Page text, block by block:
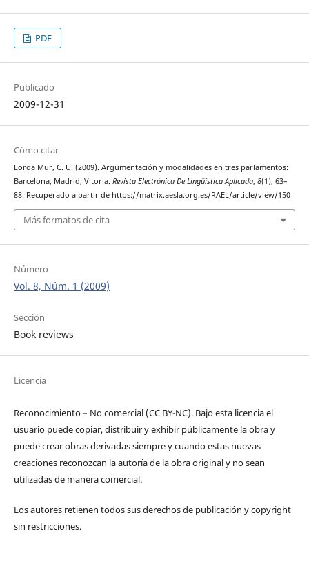
PDF
Publicado
2009-12-31
Cómo citar
Lorda Mur, C. U. (2009). Argumentación y modalidades en tres parlamentos:
Barcelona, Madrid, Vitoria. Revista Electrónica De Lingüística Aplicada, 8(1), 63–
88. Recuperado a partir de https://matrix.aesla.org.es/RAEL/article/view/150
Más formatos de cita
Número
Vol. 8, Núm. 1 (2009)
Sección
Book reviews
Licencia
Reconocimiento – No comercial (CC BY-­NC). Bajo esta licencia el
usuario puede copiar, distribuir y exhibir públicamente la obra y
puede crear obras derivadas siempre y cuando estas nuevas
creaciones reconozcan la autoría de la obra original y no sean
utilizadas de manera comercial.
Los autores retienen todos sus derechos de publicación y copyright
sin restricciones.